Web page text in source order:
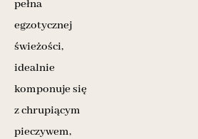
pełna
egzotycznej
świeżości,
idealnie
komponuje się
z chrupiącym
pieczywem,